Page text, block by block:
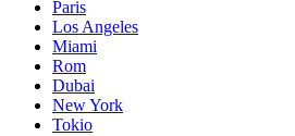
Paris
Los Angeles
Miami
Rom
Dubai
New York
Tokio